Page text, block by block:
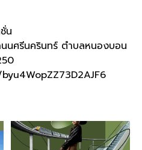
น
นศรีนครินทร์ ตำบลหนองบอน